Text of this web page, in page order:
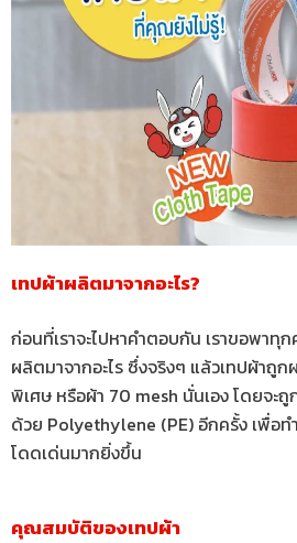
เทปผ้าผลิตมาจากอะไร?
ก่อนที่เราจะไปหาคำตอบกัน เราขอพาทุ
ผลิตมาจากอะไร ซึ่งจริงๆ แล้วเทปผ้าถู
พิเศษ หรือผ้า 70 mesh นั่นเอง โดยจะถู
ด้วย Polyethylene (PE) อีกครั้ง เพื่อ
โดดเด่นมากยิ่งขึ้น
คุณสมบัติของเทปผ้า